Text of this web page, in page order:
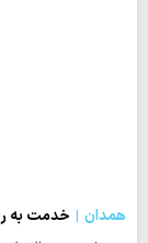
همدان
خدمت به